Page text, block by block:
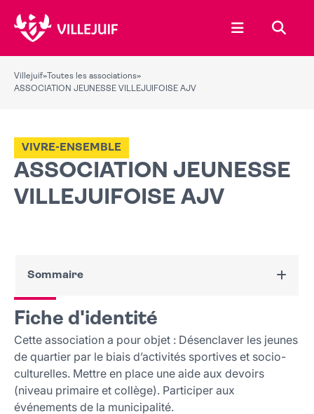
Ouvrir le
Villejuif» Toutes les associations»
ASSOCIATION JEUNESSE VILLEJUIFOISE AJV
ASSOCIATION JEUNESSE
VILLEJUIFOISE AJV
VIVRE-ENSEMBLE
Sommaire
Fiche d'identité
Nous contacter
Fiche d'identité
Cette association a pour objet : Désenclaver les jeunes
de quartier par le biais d’activités sportives et socio-
culturelles. Mettre en place une aide aux devoirs
(niveau primaire et collège). Participer aux
événements de la municipalité.